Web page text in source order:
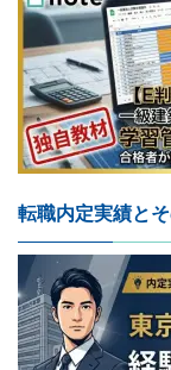
転職内定実績と